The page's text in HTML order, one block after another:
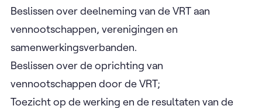
Beslissen over deelneming van de VRT aan
vennootschappen, verenigingen en
samenwerkingsverbanden.
Beslissen over de oprichting van
vennootschappen door de VRT;
Toezicht op de werking en de resultaten van de